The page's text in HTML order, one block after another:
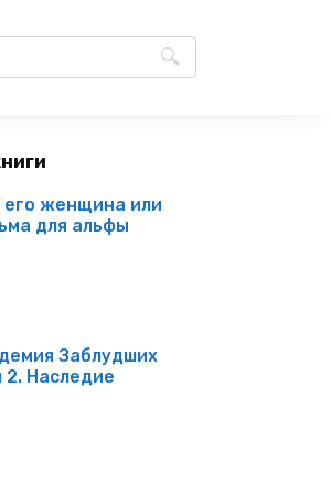
его женщина или
для альфы
Заблудших
2. Наследие